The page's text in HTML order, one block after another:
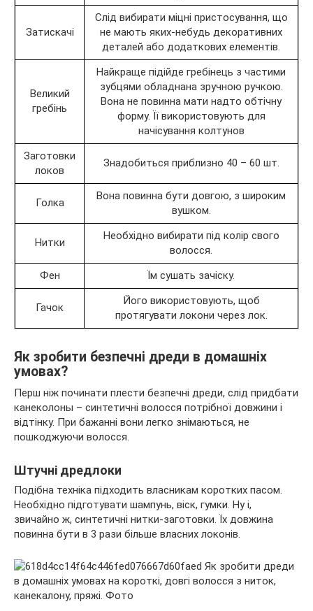
Затискачі
Слід вибирати міцні пристосування, що
не мають яких-небудь декоративних
деталей або додаткових елементів.
Великий
гребінь
Найкраще підійде гребінець з частими
зубцями обладнана зручною ручкою.
Вона не повинна мати надто обтічну
форму. Її використовують для
начісування колтунов
Заготовки
локов
Знадобиться приблизно 40 – 60 шт.
Голка
Вона повинна бути довгою, з широким
вушком.
Нитки
Необхідно вибирати під колір свого
волосся.
Фен
Їм сушать зачіску.
Гачок
Його використовують, щоб
протягувати локони через лок.
Як зробити безпечні дреди в домашніх
умовах?
Перш ніж починати плести безпечні дреди, слід придбати
канеколоны – синтетичні волосся потрібної довжини і
відтінку. При бажанні вони легко знімаються, не
пошкоджуючи волосся.
Штучні дредлоки
Подібна техніка підходить власникам коротких пасом.
Необхідно підготувати шампунь, віск, гумки. Ну і,
звичайно ж, синтетичні нитки-заготовки. Їх довжина
повинна бути в 3 рази більше власних локонів.